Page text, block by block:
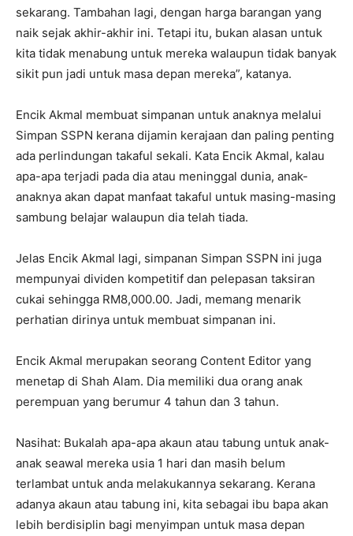
sekarang. Tambahan lagi, dengan harga barangan yang
naik sejak akhir-akhir ini. Tetapi itu, bukan alasan untuk
kita tidak menabung untuk mereka walaupun tidak banyak
sikit pun jadi untuk masa depan mereka”, katanya.
Encik Akmal membuat simpanan untuk anaknya melalui
Simpan SSPN kerana dijamin kerajaan dan paling penting
ada perlindungan takaful sekali. Kata Encik Akmal, kalau
apa-apa terjadi pada dia atau meninggal dunia, anak-
anaknya akan dapat manfaat takaful untuk masing-masing
sambung belajar walaupun dia telah tiada.
Jelas Encik Akmal lagi, simpanan Simpan SSPN ini juga
mempunyai dividen kompetitif dan pelepasan taksiran
cukai sehingga RM8,000.00. Jadi, memang menarik
perhatian dirinya untuk membuat simpanan ini.
Encik Akmal merupakan seorang Content Editor yang
menetap di Shah Alam. Dia memiliki dua orang anak
perempuan yang berumur 4 tahun dan 3 tahun.
Nasihat: Bukalah apa-apa akaun atau tabung untuk anak-
anak seawal mereka usia 1 hari dan masih belum
terlambat untuk anda melakukannya sekarang. Kerana
adanya akaun atau tabung ini, kita sebagai ibu bapa akan
lebih berdisiplin bagi menyimpan untuk masa depan